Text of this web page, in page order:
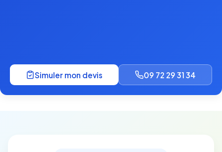
Simuler mon devis 09 72 29 31 34